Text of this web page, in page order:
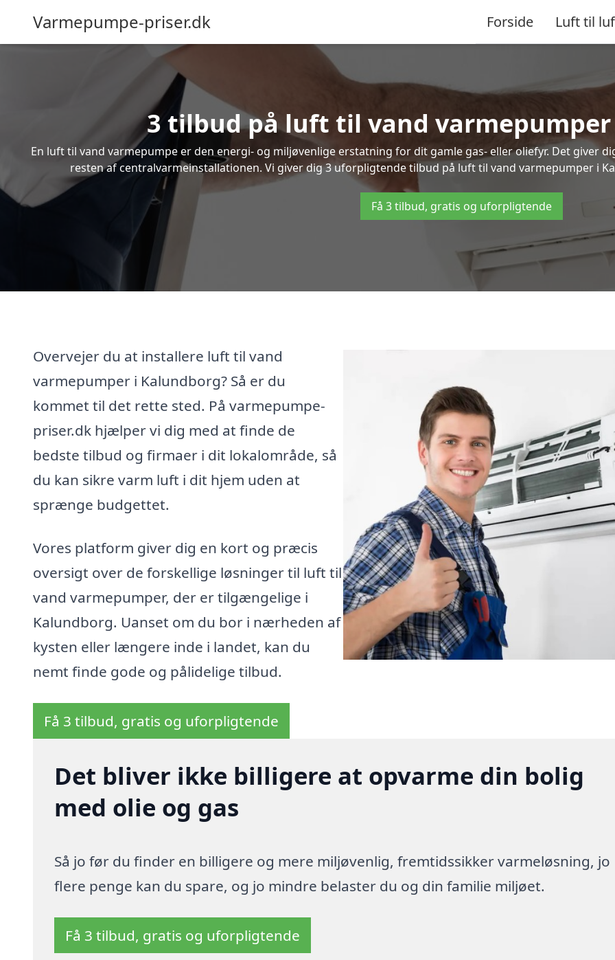
Varmepumpe-priser.dk Forside Luft til
3 tilbud på luft til vand
En luft til vand varmepumpe er den energi- og miljøvenlige erstatning for dit gamle gas- eller oliefyr. Det giver
resten af centralvarmeinstallationen. Vi giver dig 3 uforpligtende tilbud på luft til vand varmepumper i
Få 3 tilbud, gratis og uforpligtende
Overvejer du at installere luft til vand
varmepumper i Kalundborg? Så er du
kommet til det rette sted. På varmepumpe-
priser.dk hjælper vi dig med at finde de
bedste tilbud og firmaer i dit lokalområde, så
du kan sikre varm luft i dit hjem uden at
sprænge budgettet.
Vores platform giver dig en kort og præcis
oversigt over de forskellige løsninger til luft til
vand varmepumper, der er tilgængelige i
Kalundborg. Uanset om du bor i nærheden af
kysten eller længere inde i landet, kan du
nemt finde gode og pålidelige tilbud.
Få 3 tilbud, gratis og uforpligtende
Det bliver ikke billigere at opvarme din bolig
med olie og gas
Så jo før du finder en billigere og mere miljøvenlig, fremtidssikker varmeløsning, jo
flere penge kan du spare, og jo mindre belaster du og din familie miljøet.
Få 3 tilbud, gratis og uforpligtende